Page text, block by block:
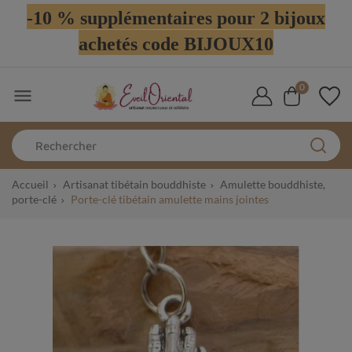
-10 % supplémentaires pour 2 bijoux
achetés code BIJOUX10
 0
Accueil Artisanat tibétain bouddhiste
Amulette bouddhiste,
porte-clé
Porte-clé tibétain amulette mains jointes